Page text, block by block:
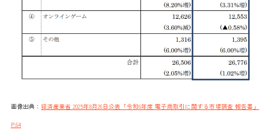
画像出典： 経済産業省 2025年8月26日公表「令和6年度 電子商取引に関する市場調査 報告書」
P.64